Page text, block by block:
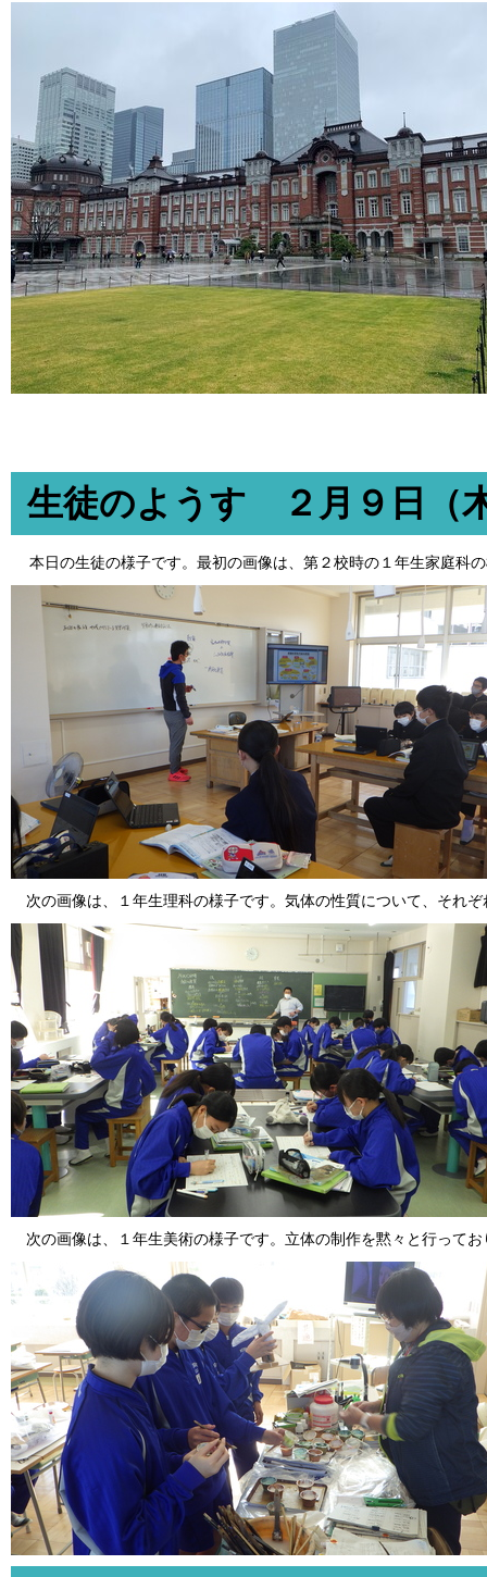
生徒のようす ２月９日（
本日の生徒の様子です。最初の画像は、第２校時の１年生家庭科
次の画像は、１年生理科の様子です。気体の性質について、それ
次の画像は、１年生美術の様子です。立体の制作を黙々と行ってお